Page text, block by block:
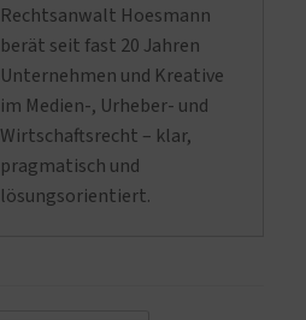
Rechtsanwalt Hoesmann
berät seit fast 20 Jahren
Unternehmen und Kreative
im Medien-, Urheber- und
Wirtschaftsrecht – klar,
pragmatisch und
lösungsorientiert.